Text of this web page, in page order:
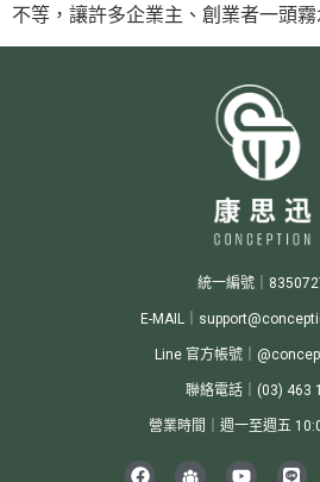
不等，讓許多企業主、創業者一頭
統一編號｜
E-MAIL｜
Line 官方帳號｜
聯絡電話｜(03) 463
營業時間｜週一至週五